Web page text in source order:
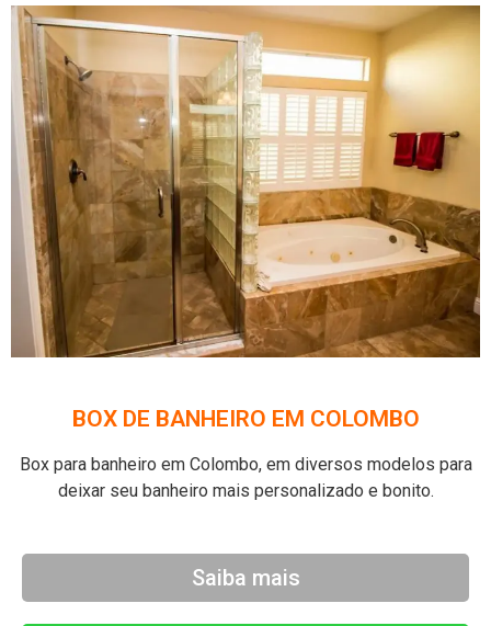
BOX DE BANHEIRO EM COLOMBO
Box para banheiro em Colombo, em diversos modelos para
deixar seu banheiro mais personalizado e bonito.
Saiba mais